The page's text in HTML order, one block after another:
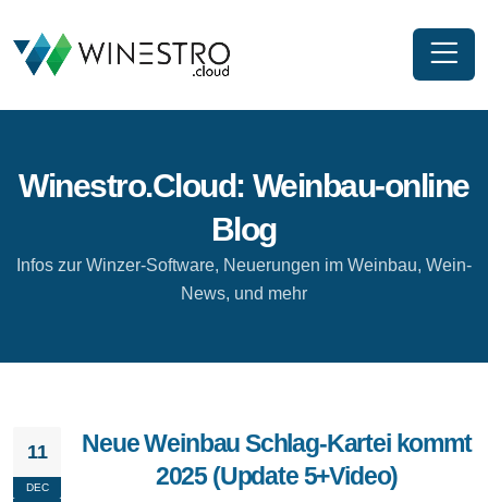
Winestro.Cloud: Weinbau-online
Blog
Infos zur Winzer-Software, Neuerungen im Weinbau, Wein-
News, und mehr
11
DEC
Neue Weinbau Schlag-Kartei kommt
2025 (Update 5+Video)